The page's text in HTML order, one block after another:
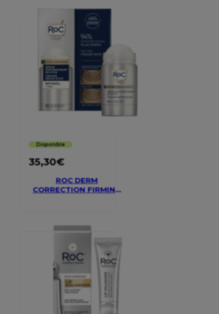
Disponible
35,30€
ROC DERM
CORRECTION FIRMING